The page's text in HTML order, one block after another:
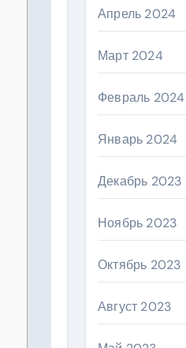
Апрель 2024
Март 2024
Февраль 2024
Январь 2024
Декабрь 2023
Ноябрь 2023
Октябрь 2023
Август 2023